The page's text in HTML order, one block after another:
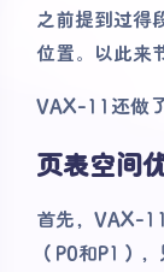
之前提到过得
位置。以此来
VAX-11还做
页表空间
首先，VAX-
（P0和P1）